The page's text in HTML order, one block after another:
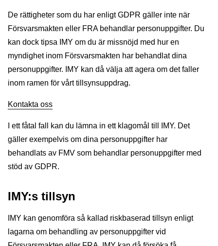
De rättigheter som du har enligt GDPR gäller inte när
Försvarsmakten eller FRA behandlar personuppgifter. Du
kan dock tipsa IMY om du är missnöjd med hur en
myndighet inom Försvarsmakten har behandlat dina
personuppgifter. IMY kan då välja att agera om det faller
inom ramen för vårt tillsynsuppdrag.
Kontakta oss
I ett fåtal fall kan du lämna in ett klagomål till IMY. Det
gäller exempelvis om dina personuppgifter har
behandlats av FMV som behandlar personuppgifter med
stöd av GDPR.
IMY:s tillsyn
IMY kan genomföra så kallad riskbaserad tillsyn enligt
lagarna om behandling av personuppgifter vid